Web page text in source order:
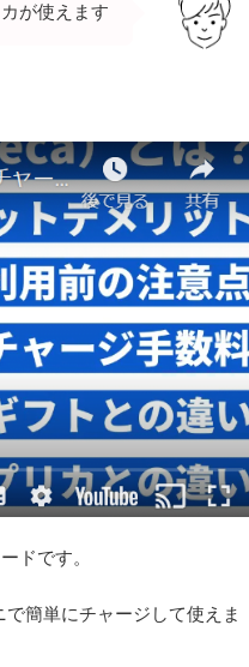
が使えます
ドです。
簡単にチャージして使えま